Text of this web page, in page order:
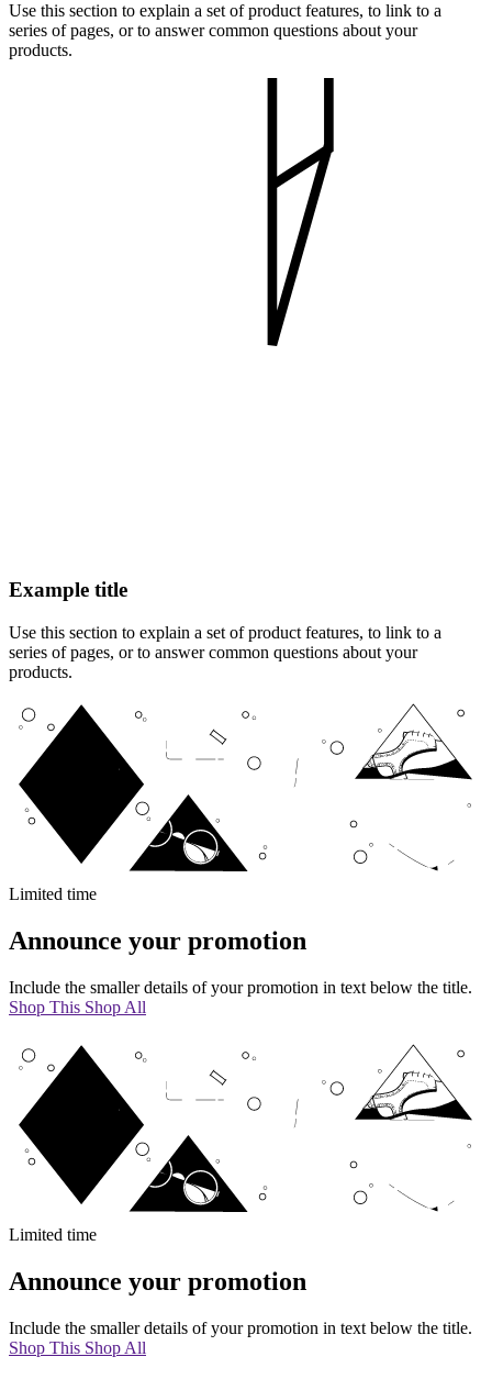
Use this section to explain a set of product features, to link to a
series of pages, or to answer common questions about your
products.
Example title
Use this section to explain a set of product features, to link to a
series of pages, or to answer common questions about your
products.
Limited time
Announce your promotion
Include the smaller details of your promotion in text below the title.
Shop This Shop All
Limited time
Announce your promotion
Include the smaller details of your promotion in text below the title.
Shop This Shop All